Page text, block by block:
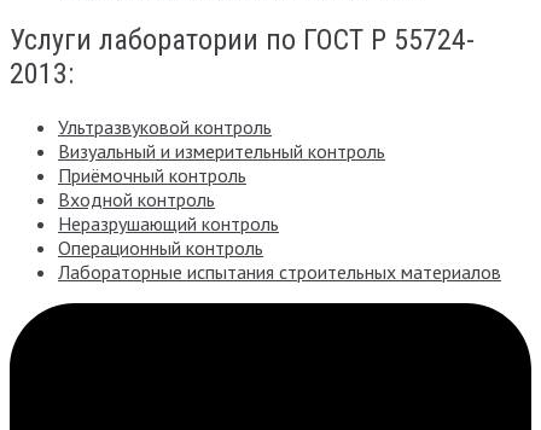
Услуги лаборатории по ГОСТ Р 55724-
2013:
Ультразвуковой контроль
Визуальный и измерительный контроль
Приёмочный контроль
Входной контроль
Неразрушающий контроль
Операционный контроль
Лабораторные испытания строительных материалов